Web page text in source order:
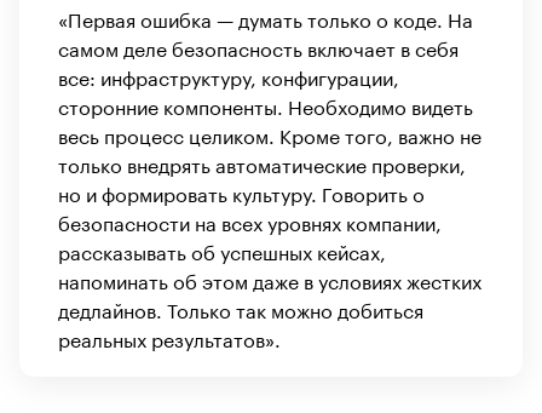
«Первая ошибка — думать только о коде. На
самом деле безопасность включает в себя
все: инфраструктуру, конфигурации,
сторонние компоненты. Необходимо видеть
весь процесс целиком. Кроме того, важно не
только внедрять автоматические проверки,
но и формировать культуру. Говорить о
безопасности на всех уровнях компании,
рассказывать об успешных кейсах,
напоминать об этом даже в условиях жестких
дедлайнов. Только так можно добиться
реальных результатов».